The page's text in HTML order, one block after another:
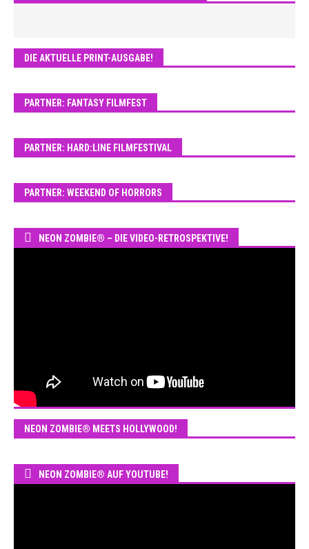
DIE AKTUELLE PRINT-AUSGABE!
PARTNER: FANTASY FILMFEST
PARTNER: HARD:LINE FILMFESTIVAL
PARTNER: WEEKEND OF HORRORS
NEON ZOMBIE® – DIE VIDEO-RETROSPEKTIVE!
NEON ZOMBIE® MEETS HOLLYWOOD!
NEON ZOMBIE® AUF YOUTUBE!